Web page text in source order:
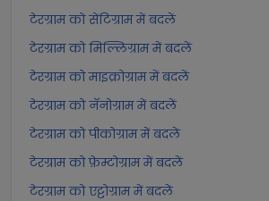
टेरग्राम को सेंटिग्राम में बदलें
टेरग्राम को मिल्लिग्राम में बदलें
टेरग्राम को माइक्रोग्राम में बदलें
टेरग्राम को नॅनोग्राम में बदलें
टेरग्राम को पीकोग्राम में बदलें
टेरग्राम को फ़ेम्टोग्राम में बदलें
टेरग्राम को एट्टोग्राम में बदलें